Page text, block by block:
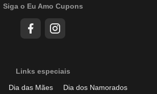
Siga o Eu Amo Cupons
Links especiais
Dia das Mães Dia dos Namorados